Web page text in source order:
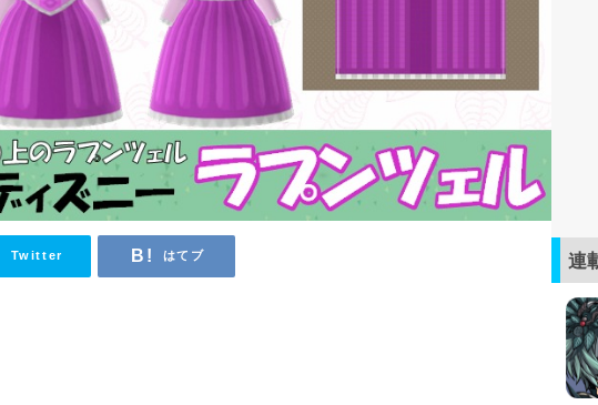
Twitter はてブ 連